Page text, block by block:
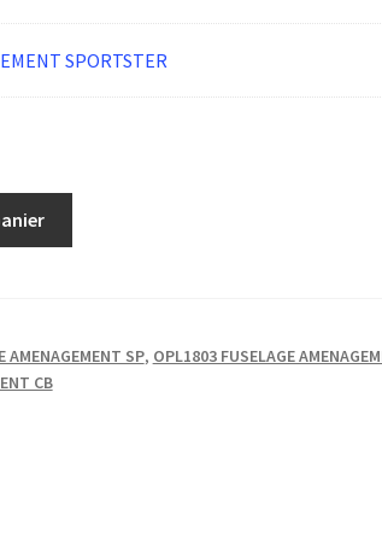
SPORTSTER
AMENAGEMENT SP, OPL1803 FUSELAGE
CB